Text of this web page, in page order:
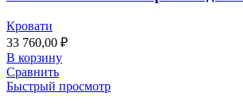
Кровати
33 760,00 ₽
В корзину
Сравнить
Быстрый просмотр